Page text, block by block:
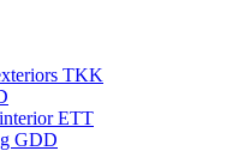
TKK
ETT
GDD